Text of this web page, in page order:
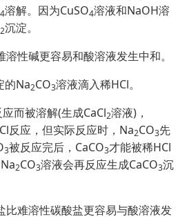
4溶解。因为CuSO4溶液和NaOH溶
2沉淀。
性碱更容易和酸溶液发生中和。
的Na2CO3溶液滴入稀HCl。
而被溶解(生成CaCl2溶液)，
反应，但实际反应时，Na2CO3先
3被反应完后，CaCO3才能被稀HCl
2CO3溶液会再反应生成CaCO3沉
比难溶性碳酸盐更容易与酸溶液发